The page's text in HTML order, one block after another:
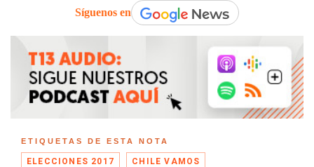
Síguenos en
ETIQUETAS DE ESTA NOTA
ELECCIONES 2017 CHILE VAMOS